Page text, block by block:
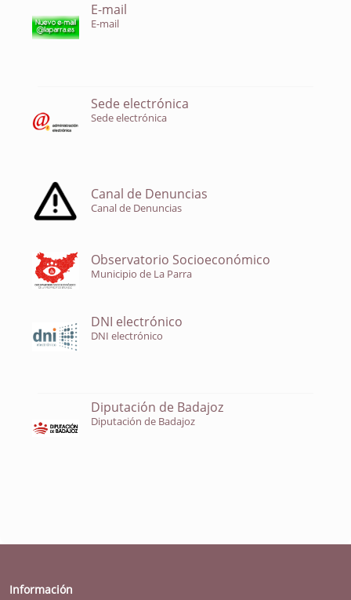
E-mail
E-mail
Sede electrónica
Sede electrónica
Canal de Denuncias
Canal de Denuncias
Observatorio Socioeconómico
Municipio de La Parra
DNI electrónico
DNI electrónico
Diputación de Badajoz
Diputación de Badajoz
Información